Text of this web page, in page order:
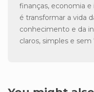
finanças, economia
é transformar a vida
conhecimento e da
claros, simples e sem